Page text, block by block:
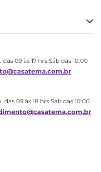
09 às 17 hrs.Sáb das 10:00
09 às 18 hrs.Sáb das 10:00